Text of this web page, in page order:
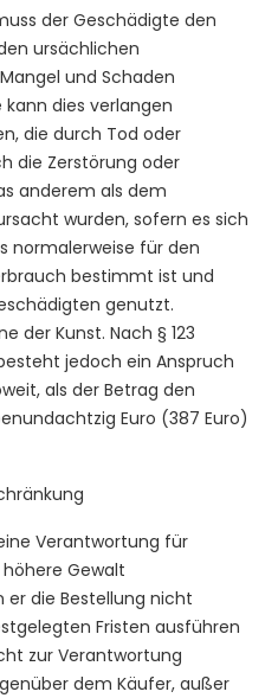
der Geschädigte den
ursächlichen
und Schaden
dies verlangen
die durch Tod oder
die Zerstörung oder
anderem als dem
wurden, sofern es sich
normalerweise für den
bestimmt ist und
genutzt.
der Kunst. Nach § 123
jedoch ein Anspruch
als der Betrag den
Euro (387 Euro)
Verantwortung für
Gewalt
er die Bestellung nicht
Fristen ausführen
zur Verantwortung
dem Käufer, außer